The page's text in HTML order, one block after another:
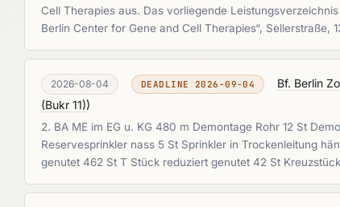
Cell Therapies aus. Das vorliegende
Berlin Center for Gene and Cell Therapies“,
2026-08-04 DEADLINE 2026-09-04 Bf. Berlin
(Bukr 11))
2. BA ME im EG u. KG 480 m Demontage Rohr 12 St
Reservesprinkler nass 5 St Sprinkler in Trockenleitung
genutet 462 St T Stück reduziert genutet 42 St